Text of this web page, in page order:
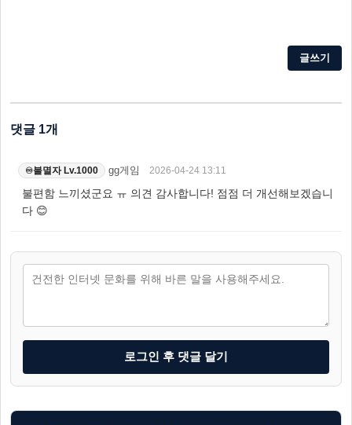
글쓰기
댓글 1개
♾️불멸자 Lv.1000 gg게임 2026-04-24 13:11
불편함 느끼셨군요 ㅠ 의견 감사합니다! 점점 더 개선해보겠습니
다 😊
로그인 후 댓글 달기